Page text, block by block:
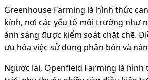
Greenhouse Farming là hình thức
kính, nơi các yếu tố môi trường như
ánh sáng được kiểm soát chặt chẽ.
ưu hóa việc sử dụng phân bón và
Ngược lại, Openfield Farming là hình